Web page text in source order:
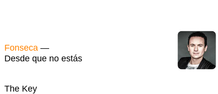
Fonseca —
Desde que no estás
The Key